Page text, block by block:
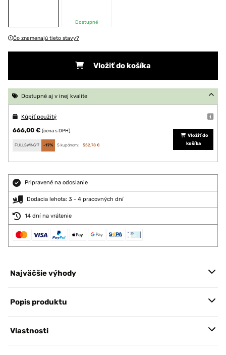
Dostupné
Čo znamenajú tieto stavy?
Vložiť do košíka
Dostupné aj v inej kvalite
Kúpiť použitý
666,00 € (cena s DPH)
FULLSWING17 -17% S kupónom: 552,78 €
Vložiť do
košíka
Pripravené na odoslanie
Dodacia lehota: 3 - 4 pracovných dní
14 dní na vrátenie
Najväčšie výhody
Popis produktu
Vlastnosti